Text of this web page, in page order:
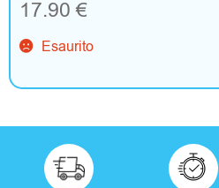
g
l
i
17.90€
Esaurito